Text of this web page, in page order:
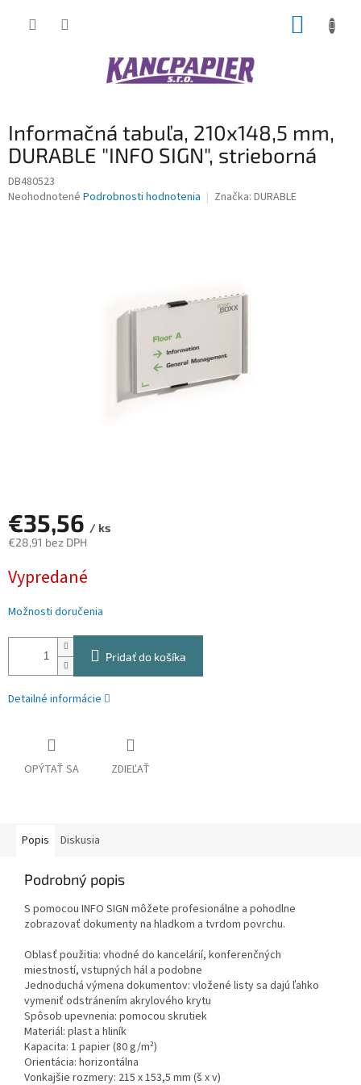
Informačná tabuľa, 210x148,5 mm,
DURABLE "INFO SIGN", strieborná
DB480523
Priemerné
Neohodnotené Podrobnosti hodnotenia Značka: DURABLE
€35,56 / ks
€28,91 bez DPH
cena:
Vypredané
Možnosti doručenia
Pridať do košíka
Detailné informácie
OPÝTAŤ SA ZDIEĽAŤ
Popis Diskusia
Podrobný popis
S pomocou INFO SIGN môžete profesionálne a pohodlne
zobrazovať dokumenty na hladkom a tvrdom povrchu.
Oblasť použitia: vhodné do kancelárií, konferenčných
miestností, vstupných hál a podobne
Jednoduchá výmena dokumentov: vložené listy sa dajú ľahko
vymeniť odstránením akrylového krytu
Spôsob upevnenia: pomocou skrutiek
Materiál: plast a hliník
Kapacita: 1 papier (80 g/m²)
Orientácia: horizontálna
Vonkajšie rozmery: 215 x 153,5 mm (š x v)